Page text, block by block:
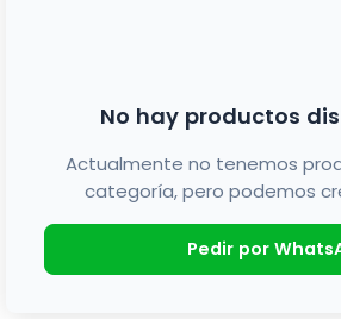
No hay productos
Actualmente no tenemos
categoría, pero podemos
Pedir por